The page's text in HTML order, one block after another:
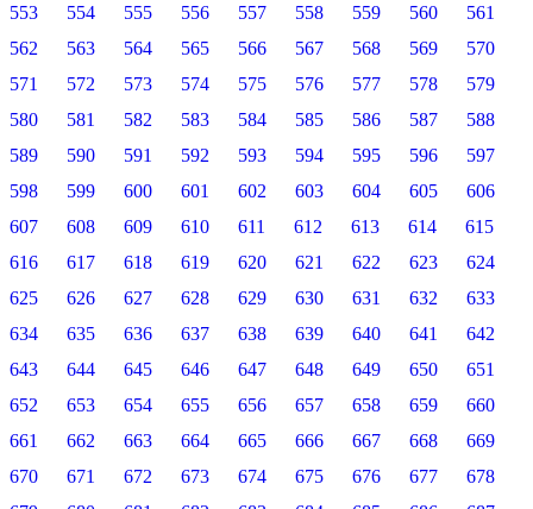
553
554 555 556 557 558 559 560
561
562
563 564 565 566 567 568 569
570
571
572 573 574 575 576 577 578
579
580
581 582 583 584 585 586 587
588
589
590 591 592 593 594 595 596
597
598
599 600 601 602 603 604 605
606
607
608 609 610 611 612 613 614
615
616
617 618 619 620 621 622 623
624
625
626 627 628 629 630 631 632
633
634
635 636 637 638 639 640 641
642
643
644 645 646 647 648 649 650
651
652
653 654 655 656 657 658 659
660
661
662 663 664 665 666 667 668
669
670
671 672 673 674 675 676 677
678